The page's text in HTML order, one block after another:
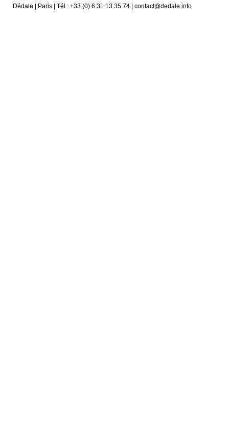
Dédale | Paris | Tél : +33 (0) 6 31 13 35 74 | contact@dedale.info